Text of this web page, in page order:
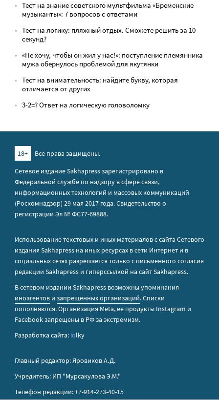
Тест на знание советского мультфильма «Бременские
музыканты»: 7 вопросов с ответами
Тест на логику: пляжный отдых. Сможете решить за 10
секунд?
«Не хочу, чтобы он жил у нас!»: поступление племянника
мужа обернулось проблемой для якутянки
Тест на внимательность: найдите букву, которая
отличается от других
3-2=? Ответ на логическую головоломку
18+
Все права защищены.
Сетевое издание Sakhapress зарегистрировано в
Федеральной службе по надзору в сфере связи,
информационных технологий и массовых коммуникаций
(Роскомнадзор) 29 мая 2017 года. Свидетельство о
регистрации Эл № ФС77-69888.
Использование текстовых и иных материалов с сайта Сетевого
издания Sakhapress на иных ресурсах в сети Интернет и в
социальных сетях разрешается только с письменного согласия
редакции Sakhapress и гиперссылкой на сайт Sakhapress.
В сетевом издании Sakhapress возможны упоминания
иноагентов и запрещенных организаций. Списки
пополняются. Организация Metа, ее продукты Instagram и
Facebook запрещены в РФ за экстремизм.
Разработка сайта: iolky
Главный редактор: Яровиков А.Д.
Учредитель: ИП "Мурсакулова Э.М."
Телефон редакции: +7-914-273-40-15